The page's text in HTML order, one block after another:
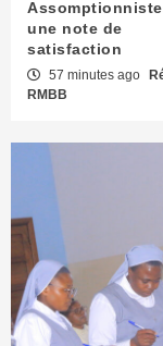
une note de
satisfaction
57 minutes ago
RMBB